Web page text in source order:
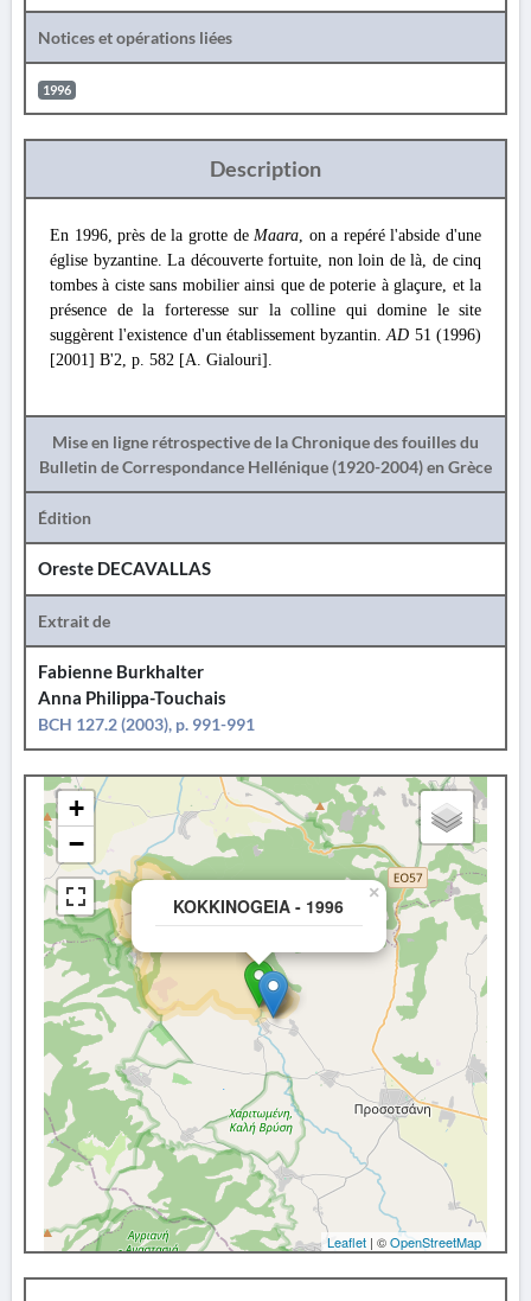
Notices et opérations liées
1996
Description
En 1996, près de la grotte deMaara, on a repéré l'abside d'une
église byzantine. La découverte fortuite, non loin de là, de cinq
tombes à ciste sans mobilier ainsi que de poterie à glaçure, et la
présence de la forteresse sur la colline qui domine le site
suggèrent l'existence d'un établissement byzantin.AD 51 (1996)
[2001] B'2, p. 582 [A. Gialouri].
Mise en ligne rétrospective de la Chronique des fouilles du
Bulletin de Correspondance Hellénique (1920-2004) en Grèce
Édition
Oreste DECAVALLAS
Extrait de
Fabienne Burkhalter
Anna Philippa-Touchais
BCH 127.2 (2003), p. 991-991
KOKKINOGEIA - 1996
×
+
−
Leaflet | ©OpenStreetMap